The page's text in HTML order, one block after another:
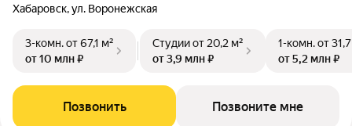
Хабаровск, ул. Воронежская
3-комн.от 67,1 м²
от 10 млн ₽
Студииот 20,2 м²
от 3,9 млн ₽
1-комн.от
от 5,2 млн ₽
Позвонить Позвоните мне